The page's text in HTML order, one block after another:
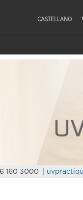
CASTELLANO
160 3000 |